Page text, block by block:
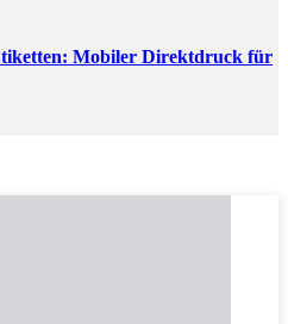
Mobiler Direktdruck für